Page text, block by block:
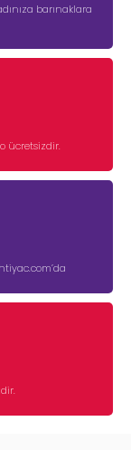
barınaklara
ücretsizdir.